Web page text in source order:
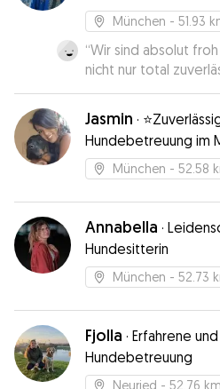
München - 51.93
“Wir sind absolut
nicht nur total
auch liebevoll um
Spaziergänge und
garantiert ☺️
regelmäßige Foto
immer sehr freue. ”
Jasmin ·
Hundebetreuung im
München - 52.58
Annabella ·
Hundesitterin
München - 52.73
Fjolla · Erfahrene
Hundebetreuung
Neuried - 52.76 km